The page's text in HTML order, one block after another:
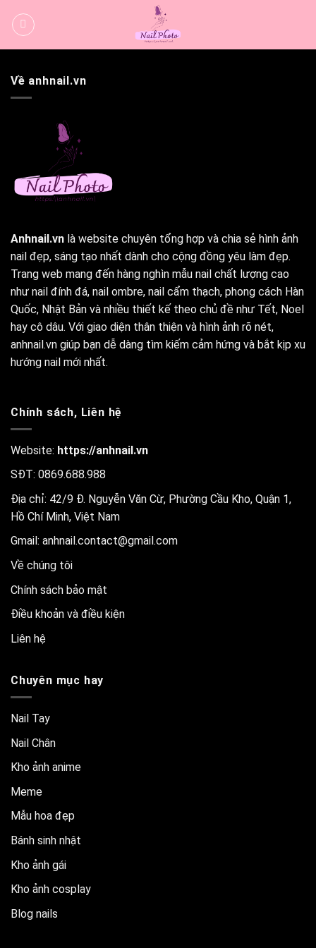
qua
Về anhnail.vn
Anhnail.vn là website chuyên tổng hợp và chia sẻ hình ảnh
nail đẹp, sáng tạo nhất dành cho cộng đồng yêu làm đẹp.
Trang web mang đến hàng nghìn mẫu nail chất lượng cao
như nail đính đá, nail ombre, nail cẩm thạch, phong cách Hàn
Quốc, Nhật Bản và nhiều thiết kế theo chủ đề như Tết, Noel
hay cô dâu. Với giao diện thân thiện và hình ảnh rõ nét,
anhnail.vn giúp bạn dễ dàng tìm kiếm cảm hứng và bắt kịp xu
hướng nail mới nhất.
Chính sách, Liên hệ
Website: https://anhnail.vn
SĐT: 0869.688.988
Địa chỉ: 42/9 Đ. Nguyễn Văn Cừ, Phường Cầu Kho, Quận 1,
Hồ Chí Minh, Việt Nam
Gmail: anhnail.contact@gmail.com
Về chúng tôi
Chính sách bảo mật
Điều khoản và điều kiện
Liên hệ
Chuyên mục hay
Nail Tay
Nail Chân
Kho ảnh anime
Meme
Mẫu hoa đẹp
Bánh sinh nhật
Kho ảnh gái
Kho ảnh cosplay
Blog nails